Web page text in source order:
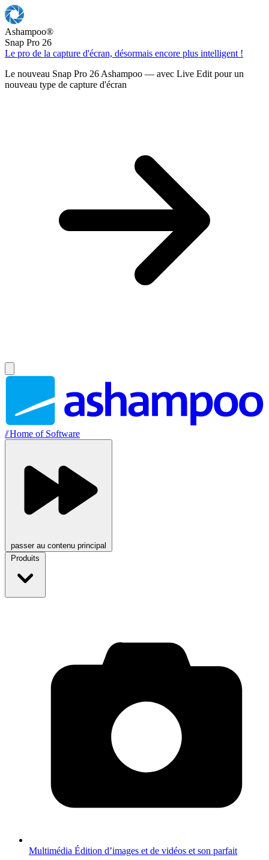
Ashampoo®
Snap Pro 26
Le pro de la capture d'écran, désormais encore plus intelligent !
Le nouveau Snap Pro 26 Ashampoo — avec Live Edit pour un
nouveau type de capture d'écran
//Home of Software
passer au contenu principal
Produits
Multimédia Édition d’images et de vidéos et son parfait